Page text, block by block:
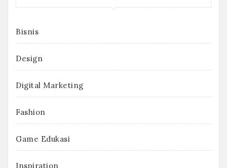
Bisnis
Design
Digital Marketing
Fashion
Game Edukasi
Inspiration